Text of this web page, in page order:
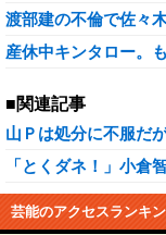
渡部建の不倫で佐々
産休中キンタロー。
■関連記事
山Ｐは処分に不服だ
「とくダネ！」小倉
芸能のアクセスランキ